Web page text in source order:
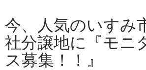
今、人気のいす
社分譲地に『モニ
ス募集！！』